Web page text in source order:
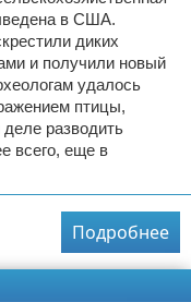
в США.
диких
и получили новый
удалось
птицы,
разводить
всего, еще в
Подробнее